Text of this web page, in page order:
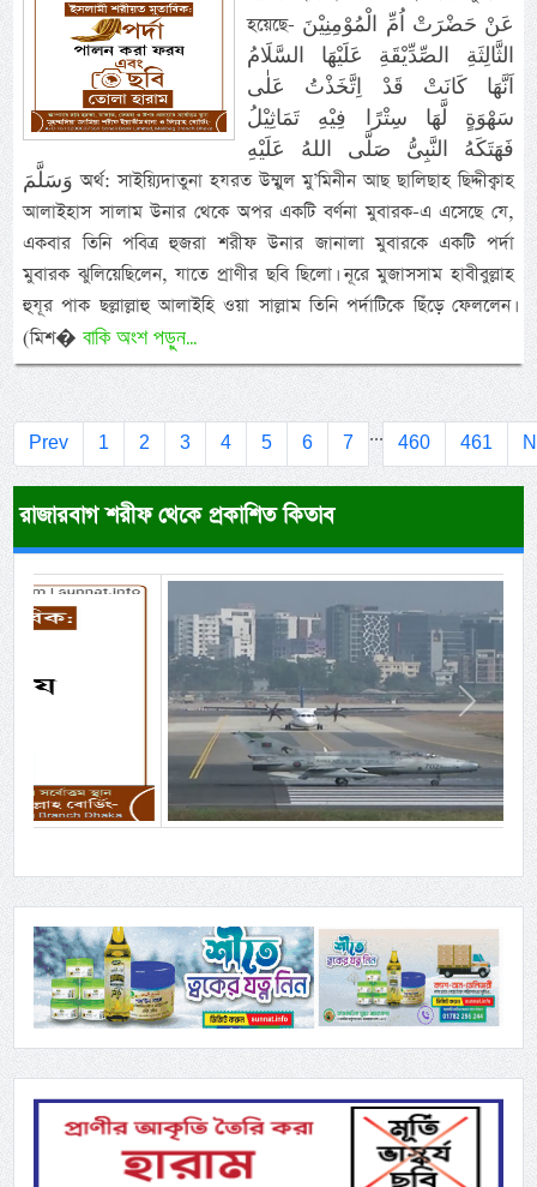
হয়েছে- عَنْ حَضْرَتْ اُمِّ الْمُوْمِنِيْنَ
الثَّالِثَةِ الصِّدِّيْقَةِ عَلَيْهَا السَّلَامُ
اَنَّهَا كَانَتْ قَدْ اِتَّخَذْتُ عَلٰى
سَهْوَةٍ لَّهَا سِتْرًا فِيْهِ تَمَاثِيْلُ
فَهَتَكَهُ النَّبِىُّ صَلَّى اللهُ عَلَيْهِ
وَسَلَّمَ অর্থ: সাইয়্যিদাতুনা হযরত উম্মুল মু’মিনীন আছ ছালিছাহ ছিদ্দীক্বাহ
আলাইহাস সালাম উনার থেকে অপর একটি বর্ণনা মুবারক-এ এসেছে যে,
একবার তিনি পবিত্র হুজরা শরীফ উনার জানালা মুবারকে একটি পর্দা
মুবারক ঝুলিয়েছিলেন, যাতে প্রাণীর ছবি ছিলো। নূরে মুজাসসাম হাবীবুল্লাহ
হুযূর পাক ছল্লাল্লাহু আলাইহি ওয়া সাল্লাম তিনি পর্দাটিকে ছিঁড়ে ফেললেন।
(মিশ�বাকি অংশ পড়ুন...
Prev 1 2 3 4 5 6 7 ... 460 461
রাজারবাগ শরীফ থেকে প্রকাশিত কিতাব
Next